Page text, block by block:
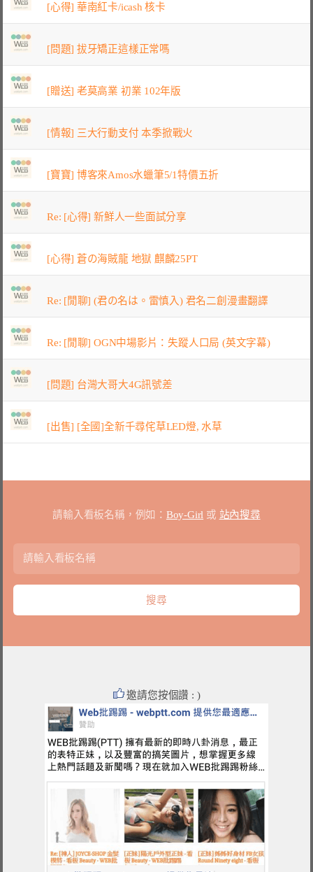
[心得] 華南紅卡/icash 核卡
[問題] 拔牙矯正這樣正常嗎
[贈送] 老莫高業 初業 102年版
[情報] 三大行動支付 本季掀戰火
[寶寶] 博客來Amos水蠟筆5/1特價五折
Re: [心得] 新鮮人一些面試分享
[心得] 蒼の海賊龍 地獄 麒麟25PT
Re: [閒聊] (君の名は。雷慎入) 君名二創漫畫翻譯
Re: [閒聊] OGN中場影片：失蹤人口局 (英文字幕)
[問題] 台灣大哥大4G訊號差
[出售] [全國]全新千尋侘草LED燈, 水草
請輸入看板名稱，例如： Boy-Girl 或 站內搜尋
邀請您按個讚 : )